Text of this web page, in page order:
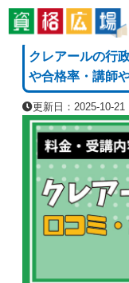
資格広場≫ 専門学校・通信
[PR]
クレアールの行
や合格率・講師
更新日：2025-10-21